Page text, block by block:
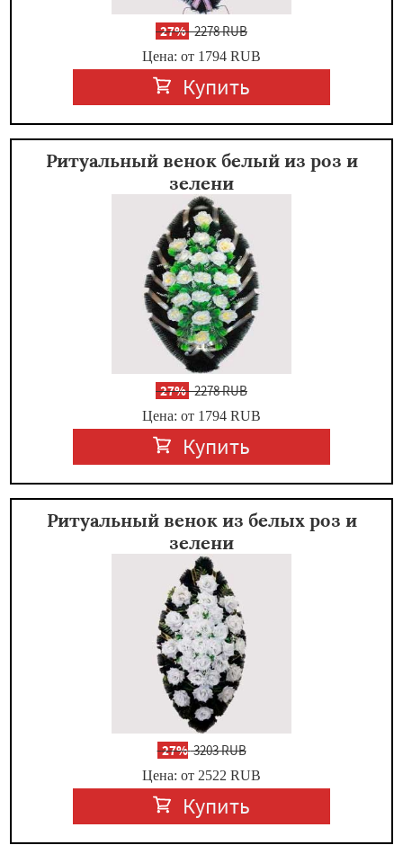
-27%2278 RUB
Цена: от 1794 RUB
Купить
Ритуальный венок белый из роз и
зелени
-27%2278 RUB
Цена: от 1794 RUB
Купить
Ритуальный венок из белых роз и
зелени
-27%3203 RUB
Цена: от 2522 RUB
Купить